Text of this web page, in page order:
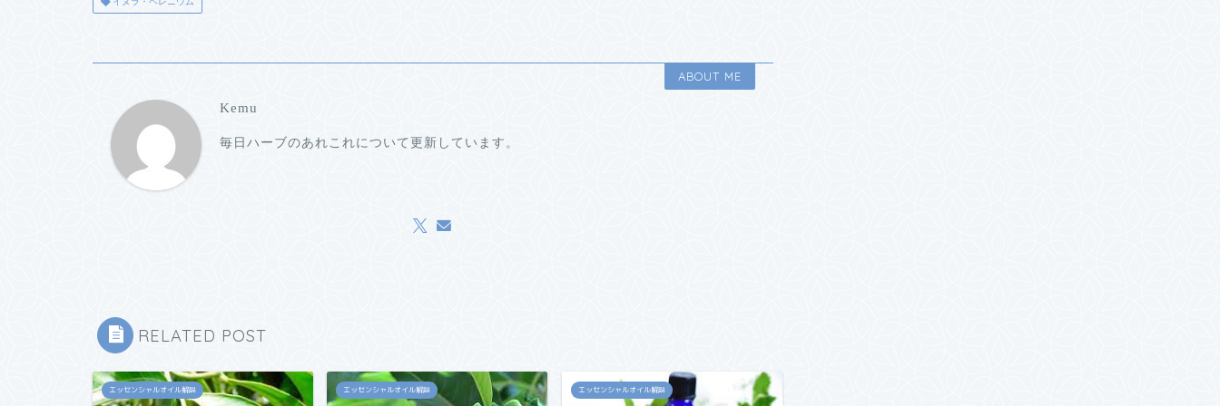
ABOUT ME
Kemu
毎日ハーブのあれこれについて更新しています。
RELATED POST
エッセンシャルオイル解説 エッセンシャルオイル解説 エッセンシャルオイル解説